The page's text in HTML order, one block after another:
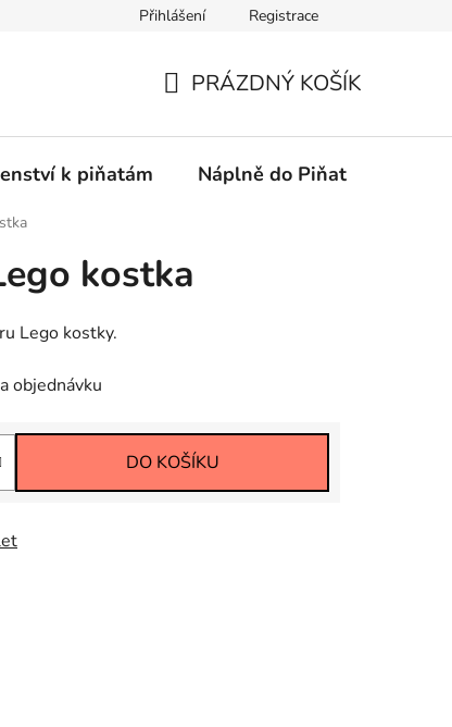
Přihlášení Registrace
KOŠÍK
PRÁZDNÝ KOŠÍK
k piňatám Náplně do Piňat
kostka
Lego kostky.
objednávku
DO KOŠÍKU